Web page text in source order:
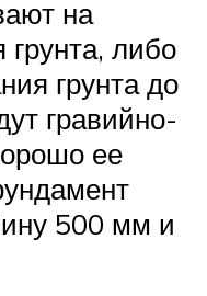
на
грунта, либо
грунта до
гравийно-
ее
500 мм и